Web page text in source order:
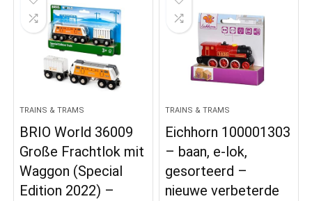
TRAINS & TRAMS
BRIO World 36009
Große Frachtlok mit
Waggon (Special
Edition 2022) –
TRAINS & TRAMS
Eichhorn 100001303
– baan, e-lok,
gesorteerd –
nieuwe verbeterde